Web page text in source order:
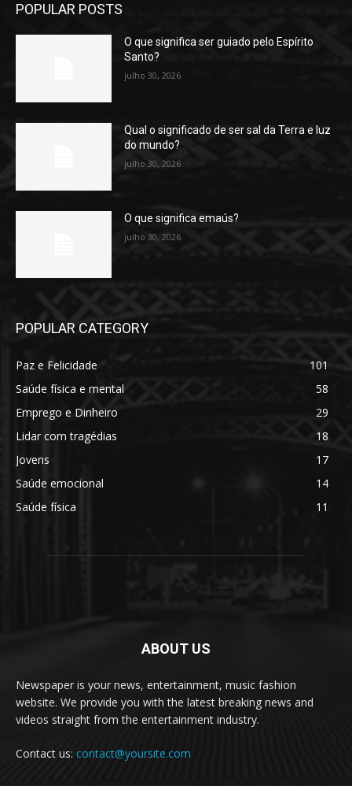
POPULAR POSTS
O que significa ser guiado pelo Espírito
Santo?
julho 30, 2026
Qual o significado de ser sal da Terra e luz
do mundo?
julho 30, 2026
O que significa emaús?
julho 30, 2026
POPULAR CATEGORY
Paz e Felicidade
101
Saúde física e mental
58
Emprego e Dinheiro
29
Lidar com tragédias
18
Jovens
17
Saúde emocional
14
Saúde física
11
ABOUT US
Newspaper is your news, entertainment, music fashion
website. We provide you with the latest breaking news and
videos straight from the entertainment industry.
Contact us: contact@yoursite.com